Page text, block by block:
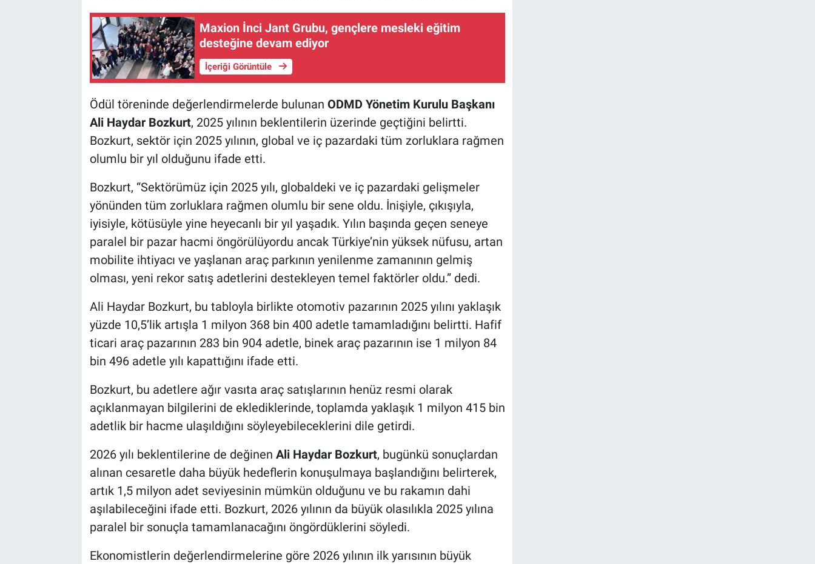
Maxion İnci Jant Grubu, gençlere mesleki eğitim
desteğine devam ediyor
İçeriği Görüntüle
Ödül töreninde değerlendirmelerde bulunan ODMD Yönetim Kurulu Başkanı
Ali Haydar Bozkurt, 2025 yılının beklentilerin üzerinde geçtiğini belirtti.
Bozkurt, sektör için 2025 yılının, global ve iç pazardaki tüm zorluklara rağmen
olumlu bir yıl olduğunu ifade etti.
Bozkurt, “Sektörümüz için 2025 yılı, globaldeki ve iç pazardaki gelişmeler
yönünden tüm zorluklara rağmen olumlu bir sene oldu. İnişiyle, çıkışıyla,
iyisiyle, kötüsüyle yine heyecanlı bir yıl yaşadık. Yılın başında geçen seneye
paralel bir pazar hacmi öngörülüyordu ancak Türkiye’nin yüksek nüfusu, artan
mobilite ihtiyacı ve yaşlanan araç parkının yenilenme zamanının gelmiş
olması, yeni rekor satış adetlerini destekleyen temel faktörler oldu.” dedi.
Ali Haydar Bozkurt, bu tabloyla birlikte otomotiv pazarının 2025 yılını yaklaşık
yüzde 10,5’lik artışla 1 milyon 368 bin 400 adetle tamamladığını belirtti. Hafif
ticari araç pazarının 283 bin 904 adetle, binek araç pazarının ise 1 milyon 84
bin 496 adetle yılı kapattığını ifade etti.
Bozkurt, bu adetlere ağır vasıta araç satışlarının henüz resmi olarak
açıklanmayan bilgilerini de eklediklerinde, toplamda yaklaşık 1 milyon 415 bin
adetlik bir hacme ulaşıldığını söyleyebileceklerini dile getirdi.
2026 yılı beklentilerine de değinen Ali Haydar Bozkurt, bugünkü sonuçlardan
alınan cesaretle daha büyük hedeflerin konuşulmaya başlandığını belirterek,
artık 1,5 milyon adet seviyesinin mümkün olduğunu ve bu rakamın dahi
aşılabileceğini ifade etti. Bozkurt, 2026 yılının da büyük olasılıkla 2025 yılına
paralel bir sonuçla tamamlanacağını öngördüklerini söyledi.
Ekonomistlerin değerlendirmelerine göre 2026 yılının ilk yarısının büyük